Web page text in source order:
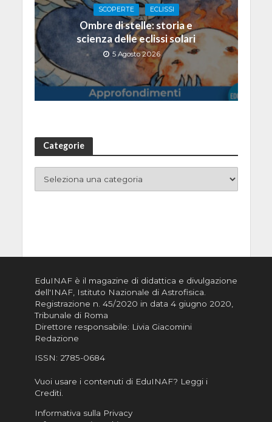
SCOPERTE ECLISSI
Ombre di stelle: storia e
scienza delle eclissi solari
5 Agosto 2026
Categorie
EduINAF è il magazine di didattica e divulgazione
dell'INAF, Istituto Nazionale di Astrofisica
Registrazione n. 45/2020 in data 4 giugno 2020,
Tribunale di Roma
Direttore responsabile: Livia Giacomini
Redazione
ISSN: 2785-0684
Vuoi usare i contenuti di EduINAF? Leggi i
Crediti.
Informativa sulla Privacy